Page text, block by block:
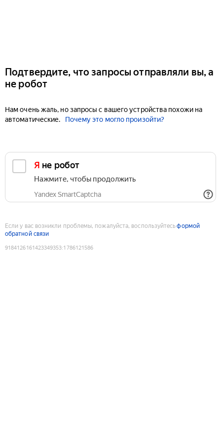
Подтвердите, что запросы отправляли вы, а
не робот
Нам очень жаль, но запросы с вашего устройства похожи на
автоматические.
Почему это могло произойти?
Я не робот
Нажмите, чтобы продолжить
Yandex SmartCaptcha
Если у вас возникли проблемы, пожалуйста, воспользуйтесьформой
обратной связи
9184126161423349353:1786121586